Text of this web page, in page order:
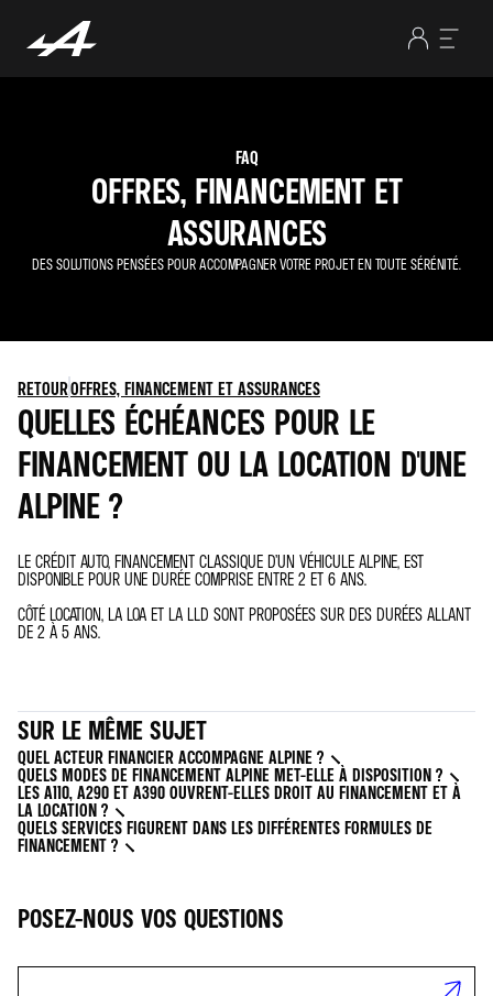
FAQ
OFFRES, FINANCEMENT ET
ASSURANCES
DES SOLUTIONS PENSÉES POUR ACCOMPAGNER VOTRE PROJET EN TOUTE SÉRÉNITÉ.
RETOUROFFRES, FINANCEMENT ET ASSURANCES
QUELLES ÉCHÉANCES POUR LE
FINANCEMENT OU LA LOCATION D'UNE
ALPINE ?
LE CRÉDIT AUTO, FINANCEMENT CLASSIQUE D’UN VÉHICULE ALPINE, EST
DISPONIBLE POUR UNE DURÉE COMPRISE ENTRE 2 ET 6 ANS.
CÔTÉ LOCATION, LA LOA ET LA LLD SONT PROPOSÉES SUR DES DURÉES ALLANT
DE 2 À 5 ANS.
SUR LE MÊME SUJET
QUEL ACTEUR FINANCIER ACCOMPAGNE ALPINE ?
QUELS MODES DE FINANCEMENT ALPINE MET-ELLE À DISPOSITION ?
LES A110, A290 ET A390 OUVRENT-ELLES DROIT AU FINANCEMENT ET À
LA LOCATION ?
QUELS SERVICES FIGURENT DANS LES DIFFÉRENTES FORMULES DE
FINANCEMENT ?
POSEZ-NOUS VOS QUESTIONS